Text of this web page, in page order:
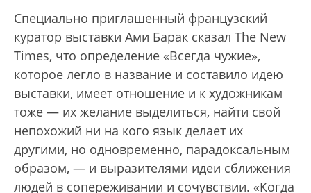
Специально приглашенный французский
куратор выставки Ами Барак сказал The New
Times, что определение «Всегда чужие»,
которое легло в название и составило идею
выставки, имеет отношение и к художникам
тоже — их желание выделиться, найти свой
непохожий ни на кого язык делает их
другими, но одновременно, парадоксальным
образом, — и выразителями идеи сближения
людей в сопереживании и сочувствии. «Когда